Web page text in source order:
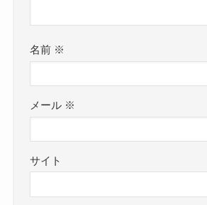
名前 ※
メール ※
サイト